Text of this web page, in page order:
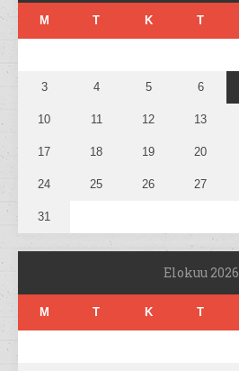
M T K T
3 4 5 6
10 11 12 13
17 18 19 20
24 25 26 27
31
Elokuu 2026
M T K T